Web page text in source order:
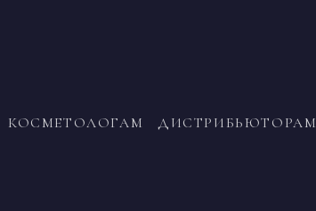
КОСМЕТОЛОГАМ ДИСТРИБЬЮТОРАМ